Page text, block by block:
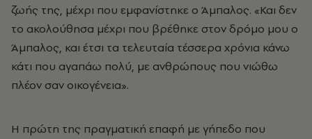
ζωής της, μέχρι που εμφανίστηκε ο Άμπαλος. «Και δεν
το ακολούθησα μέχρι που βρέθηκε στον δρόμο μου ο
Άμπαλος, και έτσι τα τελευταία τέσσερα χρόνια κάνω
κάτι που αγαπάω πολύ, με ανθρώπους που νιώθω
πλέον σαν οικογένεια».
Η πρώτη της πραγματική επαφή με γήπεδο που